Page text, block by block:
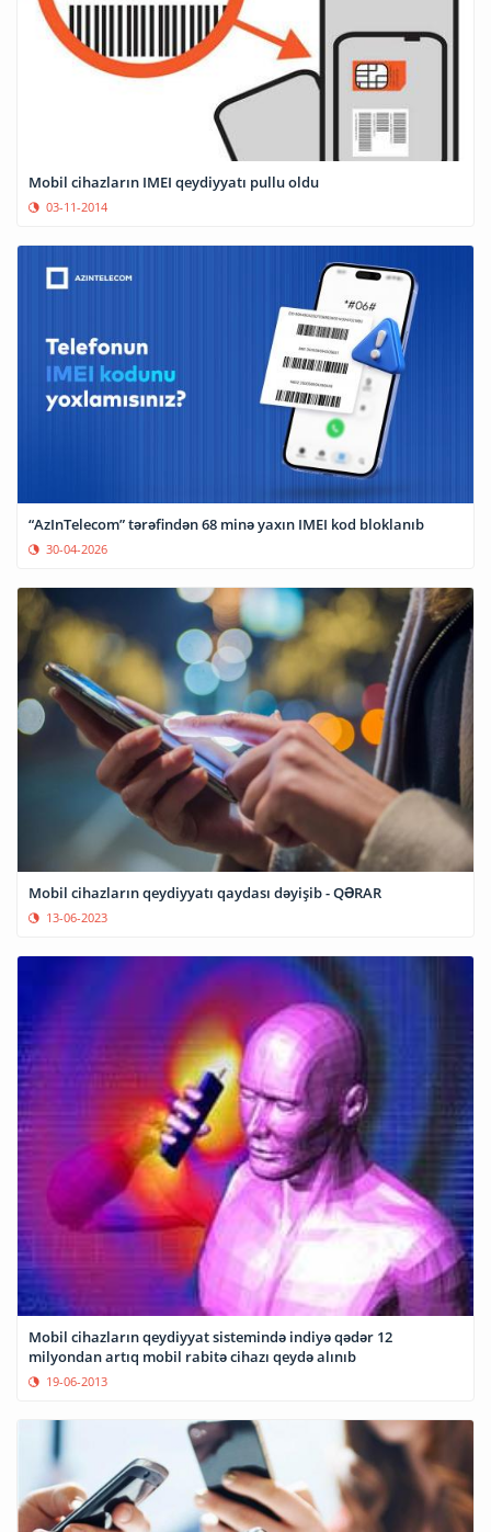
Mobil cihazların IMEI qeydiyyatı pullu oldu
03-11-2014
“AzInTelecom” tərəfindən 68 minə yaxın IMEI kod bloklanıb
30-04-2026
Mobil cihazların qeydiyyatı qaydası dəyişib - QƏRAR
13-06-2023
Mobil cihazların qeydiyyat sistemində indiyə qədər 12
milyondan artıq mobil rabitə cihazı qeydə alınıb
19-06-2013